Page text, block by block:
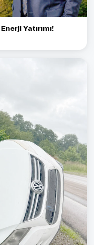
Yatırımı!